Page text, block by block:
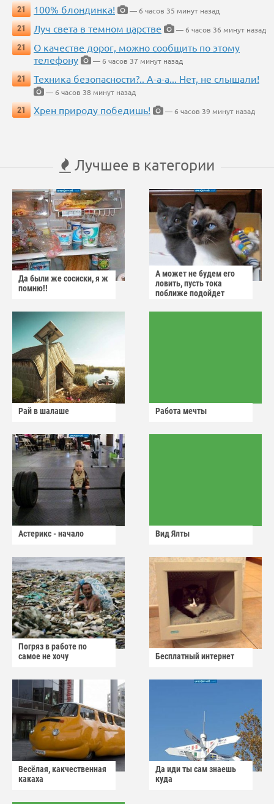
21
100% блондинка!
— 6 часов 35 минут назад
21
Луч света в темном царстве
— 6 часов 36 минут назад
21
О качестве дорог, можно сообщить по этому
телефону
— 6 часов 37 минут назад
21
Техника безопасности?.. А-а-а... Нет, не слышали!
— 6 часов 38 минут назад
21
Хрен природу победишь! — 6 часов 39 минут назад
Лучшее в категории
Да были же сосиски, я ж
помню!!
А может не будем его
ловить, пусть тока
поближе подойдет
Рай в шалаше Работа мечты
Астерикс - начало Вид Ялты
Погряз в работе по
самое не хочу
Бесплатный интернет
Весёлая, какчественная
какаха
Да иди ты сам знаешь
куда